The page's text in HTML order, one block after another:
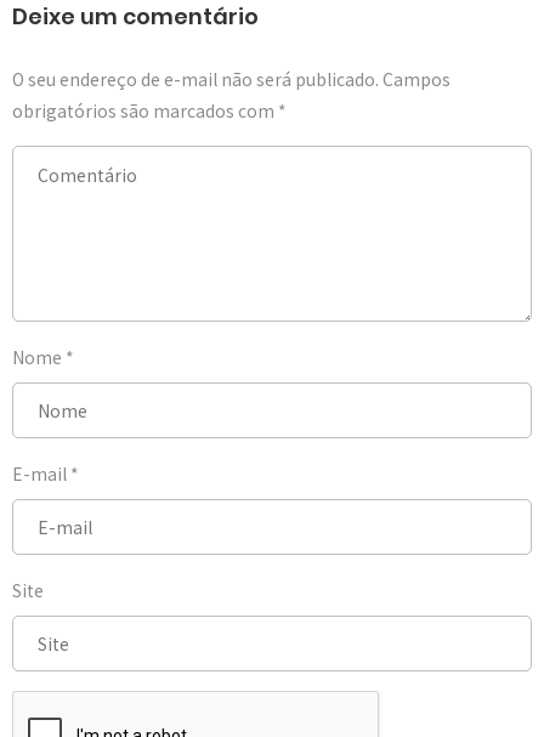
Deixe um comentário
O seu endereço de e-mail não será publicado. Campos
obrigatórios são marcados com *
Nome *
E-mail *
Site